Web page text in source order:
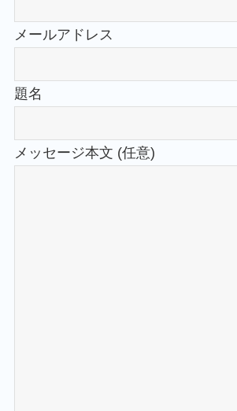
メールアドレス
題名
メッセージ本文 (任意)